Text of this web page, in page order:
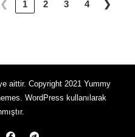
❮ 1 2 3 4 ❯
aittir. Copyright 2021 Yummy
WordPress kullanılarak